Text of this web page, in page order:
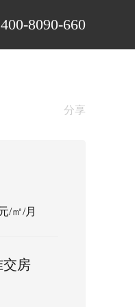
400-8090-660
分享
/㎡/月
交房